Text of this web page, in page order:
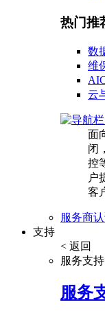
热门推
数
维
云
面
闭
控
户
客
服务商
支持
< 返回
服务支
服务